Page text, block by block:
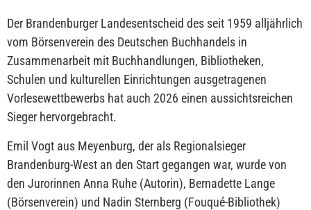
Der Brandenburger Landesentscheid des seit 1959 alljährlich
vom Börsenverein des Deutschen Buchhandels in
Zusammenarbeit mit Buchhandlungen, Bibliotheken,
Schulen und kulturellen Einrichtungen ausgetragenen
Vorlesewettbewerbs hat auch 2026 einen aussichtsreichen
Sieger hervorgebracht.
Emil Vogt aus Meyenburg, der als Regionalsieger
Brandenburg-West an den Start gegangen war, wurde von
den Jurorinnen Anna Ruhe (Autorin), Bernadette Lange
(Börsenverein) und Nadin Sternberg (Fouqué-Bibliothek)